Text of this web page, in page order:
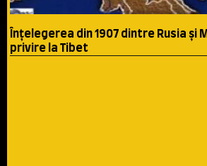
Înţelegerea din 1907 dintre Rusia şi
privire la Tibet